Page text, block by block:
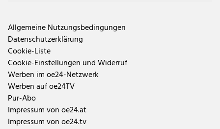
Allgemeine Nutzungsbedingungen
Datenschutzerklärung
Cookie-Liste
Cookie-Einstellungen und Widerruf
Werben im oe24-Netzwerk
Werben auf oe24TV
Pur-Abo
Impressum von oe24.at
Impressum von oe24.tv